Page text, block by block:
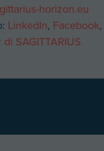
horizon.eu
LinkedIn, Facebook,
SAGITTARIUS